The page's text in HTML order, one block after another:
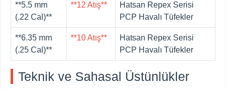
**5.5 mm
(.22 Cal)**
**12 Atış**
Hatsan Repex Serisi
PCP Havalı Tüfekler
**6.35 mm
(.25 Cal)**
**10 Atış**
Hatsan Repex Serisi
PCP Havalı Tüfekler
Teknik ve Sahasal Üstünlükler